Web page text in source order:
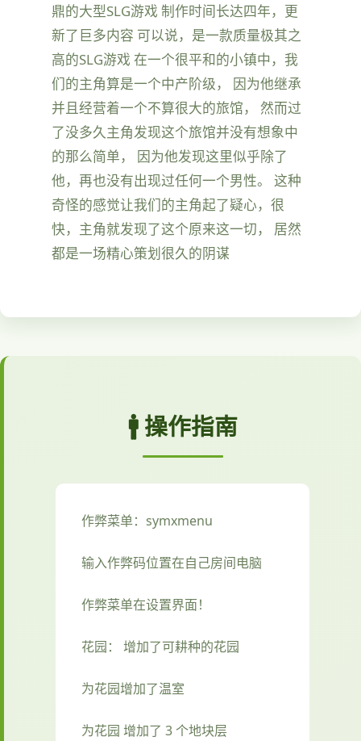
鼎的大型SLG游戏 制作时间长达四年，更
新了巨多内容 可以说，是一款质量极其之
高的SLG游戏 在一个很平和的小镇中，我
们的主角算是一个中产阶级， 因为他继承
并且经营着一个不算很大的旅馆， 然而过
了没多久主角发现这个旅馆并没有想象中
的那么简单， 因为他发现这里似乎除了
他，再也没有出现过任何一个男性。 这种
奇怪的感觉让我们的主角起了疑心，很
快，主角就发现了这个原来这一切， 居然
都是一场精心策划很久的阴谋
🚹 操作指南
作弊菜单：symxmenu
输入作弊码位置在自己房间电脑
作弊菜单在设置界面！
花园： 增加了可耕种的花园
为花园增加了温室
为花园 增加了 3 个地块层